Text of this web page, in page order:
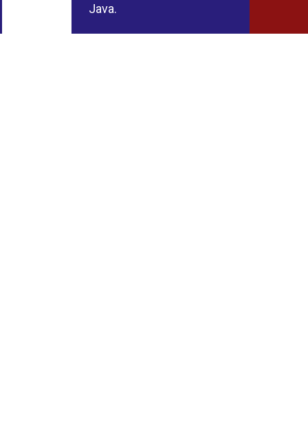
Java.